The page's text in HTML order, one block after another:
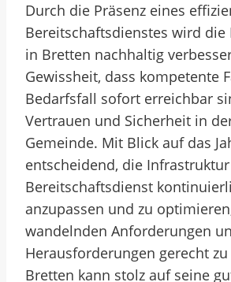
Durch die Präsenz eines
Bereitschaftsdienstes wird die
in Bretten nachhaltig
Gewissheit, dass kompetente
Bedarfsfall sofort erreichbar
Vertrauen und Sicherheit in
Gemeinde. Mit Blick auf das
entscheidend, die
Bereitschaftsdienst
anzupassen und zu
wandelnden Anforderungen
Herausforderungen gerecht
Bretten kann stolz auf seine